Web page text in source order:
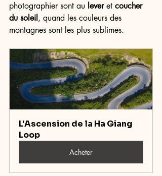
photographier sont au lever et coucher
du soleil , quand les couleurs des
montagnes sont les plus sublimes.
L'Ascension de la Ha Giang
Loop
Acheter